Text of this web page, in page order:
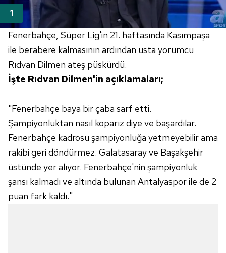
Fenerbahçe, Süper Lig'in 21. haftasında Kasımpaşa
ile berabere kalmasının ardından usta yorumcu
Rıdvan Dilmen ateş püskürdü.
İşte Rıdvan Dilmen'in açıklamaları;
"Fenerbahçe baya bir çaba sarf etti.
Şampiyonluktan nasıl koparız diye ve başardılar.
Fenerbahçe kadrosu şampiyonluğa yetmeyebilir ama
rakibi geri döndürmez. Galatasaray ve Başakşehir
üstünde yer alıyor. Fenerbahçe'nin şampiyonluk
şansı kalmadı ve altında bulunan Antalyaspor ile de 2
puan fark kaldı."